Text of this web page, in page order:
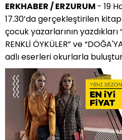
ERKHABER / ERZURUM - 19
17.30’da gerçekleştirilen
çocuk yazarlarının yazdıkları
RENKLİ ÖYKÜLER” ve
adlı eserleri okurlarla